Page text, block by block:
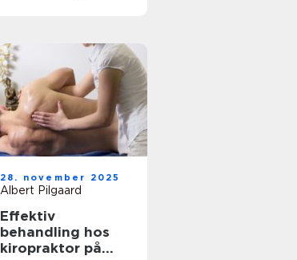
28. november 2025
Albert Pilgaard
Effektiv
behandling hos
kiropraktor på